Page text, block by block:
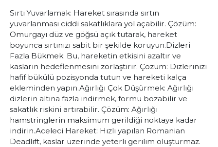
Sırtı Yuvarlamak: Hareket sırasında sırtın
yuvarlanması ciddi sakatlıklara yol açabilir. Çözüm:
Omurgayı düz ve göğsü açık tutarak, hareket
boyunca sırtınızı sabit bir şekilde koruyun.Dizleri
Fazla Bükmek: Bu, hareketin etkisini azaltır ve
kasların hedeflenmesini zorlaştırır. Çözüm: Dizlerinizi
hafif bükülü pozisyonda tutun ve hareketi kalça
ekleminden yapın.Ağırlığı Çok Düşürmek: Ağırlığı
dizlerin altına fazla indirmek, formu bozabilir ve
sakatlık riskini artırabilir. Çözüm: Ağırlığı
hamstringlerin maksimum gerildiği noktaya kadar
indirin.Aceleci Hareket: Hızlı yapılan Romanian
Deadlift, kaslar üzerinde yeterli gerilim oluşturmaz.